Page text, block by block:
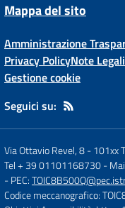
Mappa del sito
Amministrazione
Privacy PolicyNote Legali
Gestione cookie
Seguici su:
Via Ottavio Revel, 8-101xx
Tel + 39 01101168730-
- PEC:
Codice meccanografico: